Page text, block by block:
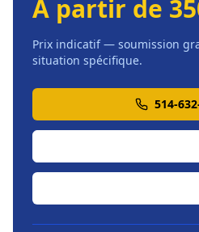
À partir de
Prix indicatif — soumission
situation spécifique.
514-